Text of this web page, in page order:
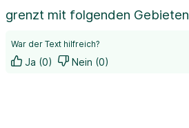
grenzt mit folgenden Gebieten
War der Text hilfreich?
Ja (0) Nein (0)